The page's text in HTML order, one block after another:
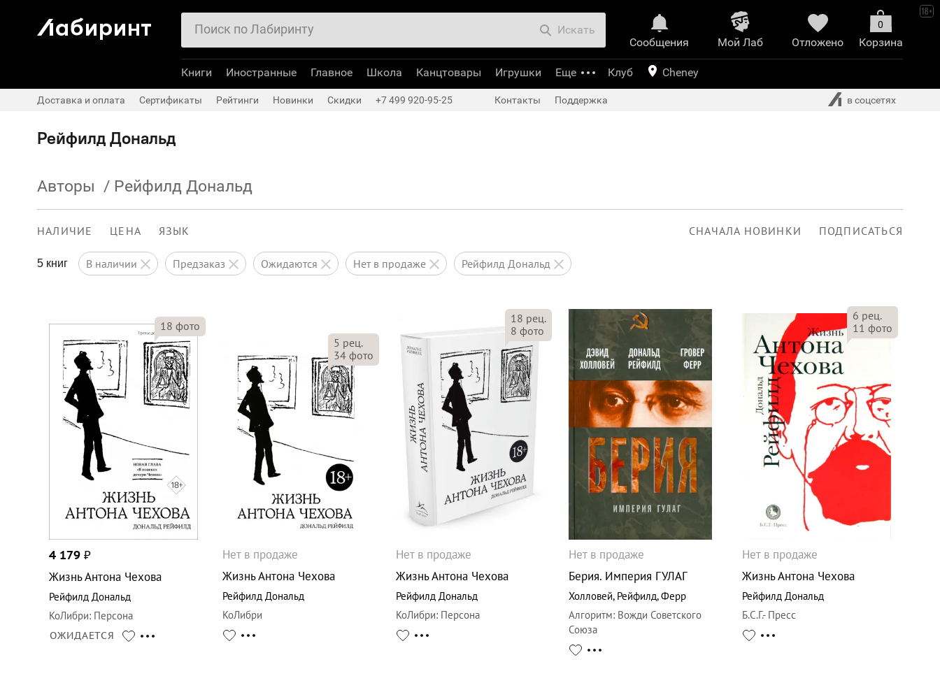
Рейфилд Дональд
Авторы / Рейфилд Дональд
НАЛИЧИЕ ЦЕНА ЯЗЫК СНАЧАЛА НОВИНКИ ПОДПИСАТЬСЯ
5 книг в наличии предзаказ ожидаются нет в продаже Рейфилд Дональд
18 фото
4 179₽
Жизнь Антона Чехова
Рейфилд Дональд
КоЛибри: Персона
ОЖИДАЕТСЯ
5 рец.
34фото
Нет в продаже
Жизнь Антона Чехова
Рейфилд Дональд
КоЛибри
18 рец.
8 фото
Нет в продаже
Жизнь Антона Чехова
Рейфилд Дональд
КоЛибри: Персона
Нет в продаже
Берия. Империя ГУЛАГ
Холловей, Рейфилд,Ферр
Алгоритм: Вожди Советского
Союза
6 рец.
11 фото
Нет в продаже
Жизнь Антона Чехова
Рейфилд Дональд
Б.С.Г.- Пресс
Сообщения
Mой Лаб​
иринт
Отложено
0
Корзина
Искать
Книги Иностранные Главное Школа Канцтовары Игрушки Еще Клуб Cheney
Доставка и оплата Сертификаты Рейтинги Новинки Скидки +7 499 920-95-25 Контакты Поддержка в соцсетях